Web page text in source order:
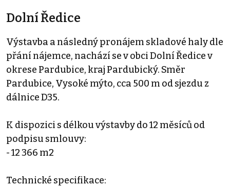
Dolní Ředice
Výstavba a následný pronájem skladové haly dle
přání nájemce, nachází se v obci Dolní Ředice v
okrese Pardubice, kraj Pardubický. Směr
Pardubice, Vysoké mýto, cca 500 m od sjezdu z
dálnice D35.
K dispozici s délkou výstavby do 12 měsíců od
podpisu smlouvy:
- 12 366 m2
Technické specifikace: